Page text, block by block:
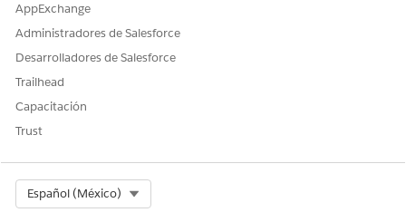
proactivas y utilice puntuajes dirigidos por datos para
priorizar tareas y mejorar la estabilidad del servicio.
AppExchange
Administradores de Salesforce
Desarrolladores de Salesforce
Trailhead
Capacitación
Trust
Español (México)